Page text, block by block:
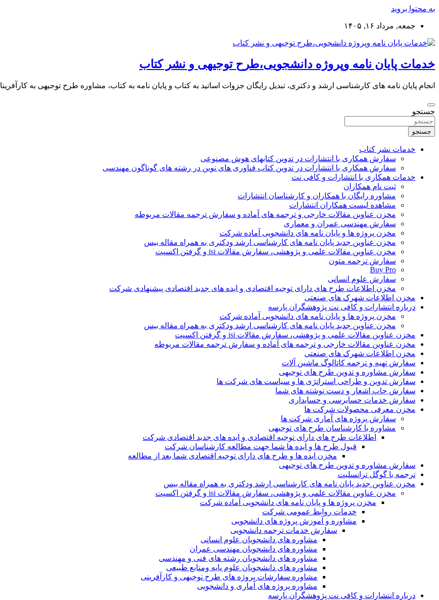
به محتوا بروید
جمعه, مرداد ۱۶, ۱۴۰۵
خدمات پایان نامه وپروژه دانشجویی،طرح توجیهی و نشر کتاب
انجام پایان نامه های کارشناسی ارشد و دکتری، تبدیل رایگان جزوات اساتید به کتاب و پایان نامه به کتاب، مشاوره طرح توجیهی به
جستجو
جستجو
خدمات نشر کتاب
سفارش همکاری با انتشارات در تدوین کتابهای هوش مصنوعی
سفارش همکاری با انتشارات در تدوین کتاب فناوری های نوین در رشته های گوناگون مهندسی
خدمات همکاری با انتشارات و کافی نت
ثبت نام همکاران
مشاوره رایگان با همکاران و کارشناسان انتشارات
مشاهده لیست همکاران انتشارات
مخزن عناوین مقالات خارجی و ترجمه های آماده و سفارش ترجمه مقالات مربوطه
سفارش مهندسی عمران و معماری
مخزن پروژه ها و پایان نامه های دانشجویی آماده شرکت
مخزن عناوین جدید پایان نامه های کارشناسی ارشد ودکتری به همراه مقاله بیس
مخزن عناوین مقالات علمی و پژوهشی، سفارش مقالات isi و گرفتن اکسپت
سفارش ترجمه متون
Buy Pro
سفارش علوم انسانی
مخزن اطلاعات طرح های دارای توجیه اقتصادی و ایده های جدید اقتصادی پیشنهادی شرکت
مخزن اطلاعات شهرک های صنعتی
درباره انتشارات و کافی نت پژوهشگران پارسه
مخزن پروژه ها و پایان نامه های دانشجویی آماده شرکت
مخزن عناوین جدید پایان نامه های کارشناسی ارشد ودکتری به همراه مقاله بیس
مخزن عناوین مقالات علمی و پژوهشی، سفارش مقالات isi و گرفتن اکسپت
مخزن عناوین مقالات خارجی و ترجمه های آماده و سفارش ترجمه مقالات مربوطه
مخزن اطلاعات شهرک های صنعتی
سفارش تهیه و ترجمه کاتالوگ ماشین آلات
سفارش مشاوره و تدوین طرح های توجیهی
سفارش تدوین و طراحی استراتژی ها و سیاست های شرکت ها
سفارش چاپ اشعار و دست نوشته های شما
سفارش خدمات حسابرسی و حسابداری
مخزن معرفی محصولات شرکت ها
سفارش پروژه های آماری شرکت ها
مشاوره با کارشناسان طرح های توجیهی
اطلاعات طرح های دارای توجیه اقتصادی و ایده های جدید اقتصادی شرکت
قبول طرح ها و ایده ها شما جهت مطالعه کارشناسان شرکت
مخزن ایده ها و طرح های دارای توجیه اقتصادی شما بعد از مطالعه
سفارش مشاوره و تدوین طرح های توجیهی
ترجمه با گوگل ترانسلیت
مخزن عناوین جدید پایان نامه های کارشناسی ارشد ودکتری به همراه مقاله بیس
مخزن عناوین مقالات علمی و پژوهشی، سفارش مقالات isi و گرفتن اکسپت
مخزن پروژه ها و پایان نامه های دانشجویی آماده شرکت
خدمات روابط عمومی شرکت
مشاوره و آموزش پروژه های دانشجویی
سفارش خدمات ترجمه دانشجویی
مشاوره های دانشجویان علوم انسانی
مشاوره های دانشجویان مهندسی عمران
مشاوره های دانشجویان رشته های فنی و مهندسی
مشاوره های دانشجویان علوم پایه ومنابع طبیعی
مشاوره سفارشات پروژه های طرح توجیهی و کارآفرینی
مشاوره پروژه های آماری و دانشجویی
درباره انتشارات و کافی نت پژوهشگران پارسه